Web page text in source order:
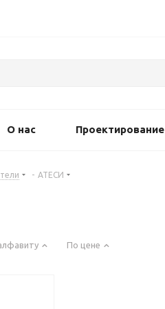
О нас Проектирование
- АТЕСИ
По цене